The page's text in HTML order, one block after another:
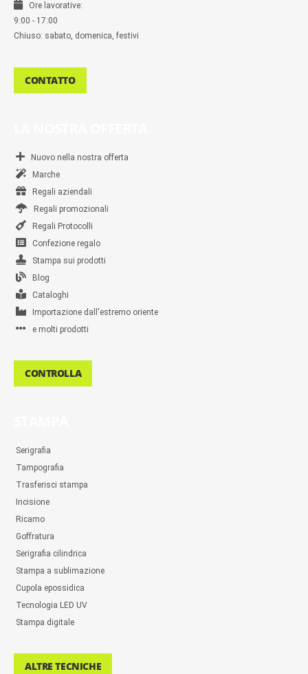
Ore lavorative:
9:00 - 17:00
Chiuso: sabato, domenica, festivi
CONTATTO
Nuovo nella nostra offerta
Marche
Regali aziendali
Regali promozionali
Regali Protocolli
Confezione regalo
Stampa sui prodotti
Blog
Cataloghi
Importazione dall'estremo oriente
e molti prodotti
CONTROLLA
Serigrafia
Tampografia
Trasferisci stampa
Incisione
Ricamo
Goffratura
Serigrafia cilindrica
Stampa a sublimazione
Cupola epossidica
Tecnologia LED UV
Stampa digitale
ALTRE TECNICHE